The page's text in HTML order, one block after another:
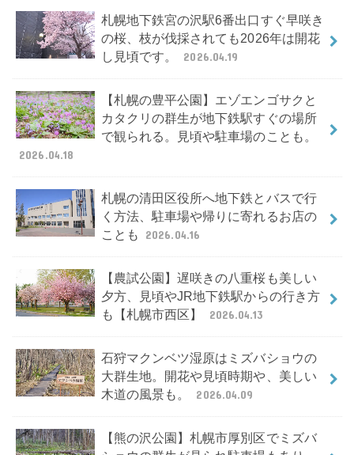
札幌地下鉄宮の沢駅6番出口すぐ早咲き
の桜、枝が伐採されても2026年は開花
し見頃です。
2026.04.19
【札幌の豊平公園】エゾエンゴサクと
カタクリの群生が地下鉄駅すぐの場所
で観られる。見頃や駐車場のことも。
2026.04.18
札幌の清田区役所へ地下鉄とバスで行
く方法、駐車場や帰りに寄れるお店の
ことも
2026.04.16
【農試公園】遅咲きの八重桜も美しい
夕方、見頃やJR地下鉄駅からの行き方
も【札幌市西区】
2026.04.13
石狩マクンベツ湿原はミズバショウの
大群生地。開花や見頃時期や、美しい
木道の風景も。
2026.04.09
【熊の沢公園】札幌市厚別区でミズバ